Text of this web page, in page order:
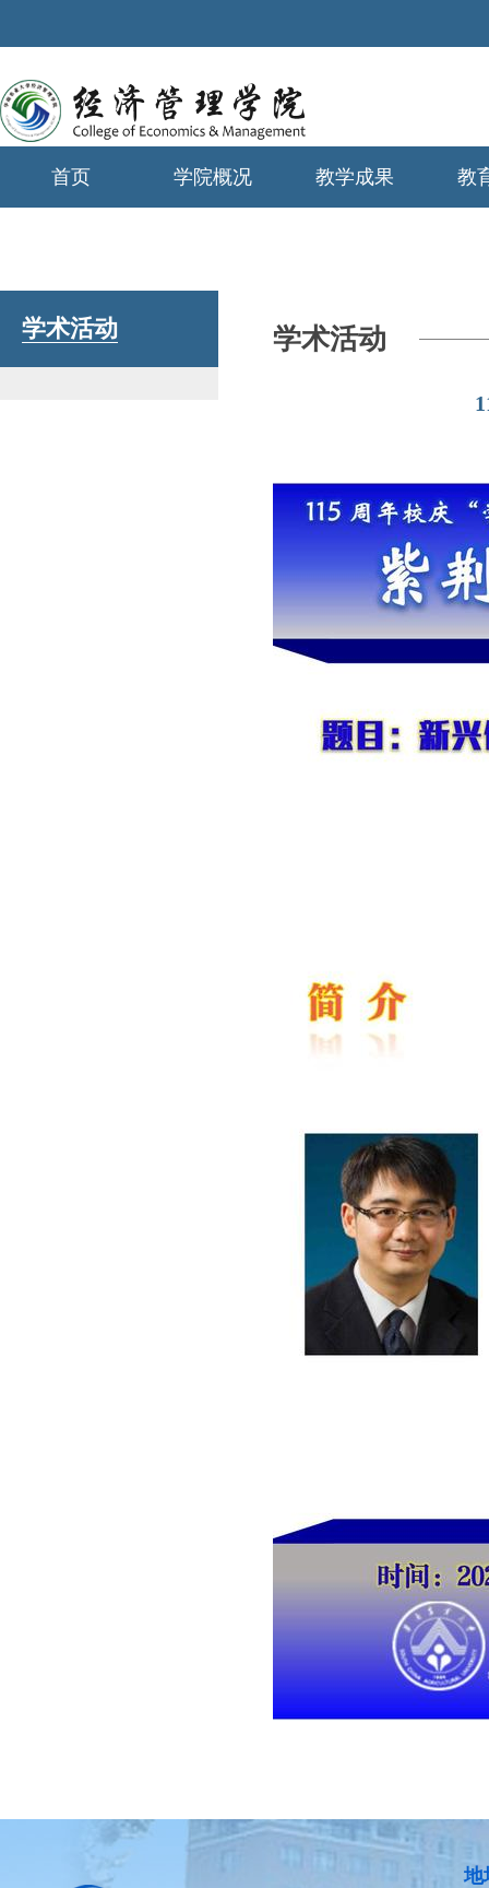
首页 学院概况 教学成果 教
学术活动 学术活动
地